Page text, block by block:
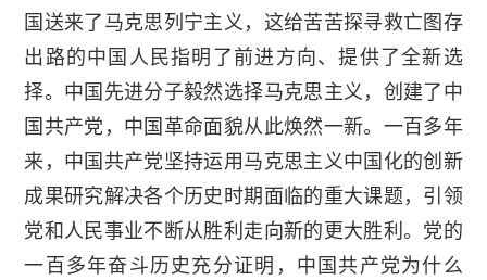
国送来了马克思列宁主义，这给苦苦探寻救亡图存
出路的中国人民指明了前进方向、提供了全新选
择。中国先进分子毅然选择马克思主义，创建了中
国共产党，中国革命面貌从此焕然一新。一百多年
来，中国共产党坚持运用马克思主义中国化的创新
成果研究解决各个历史时期面临的重大课题，引领
党和人民事业不断从胜利走向新的更大胜利。党的
一百多年奋斗历史充分证明，中国共产党为什么